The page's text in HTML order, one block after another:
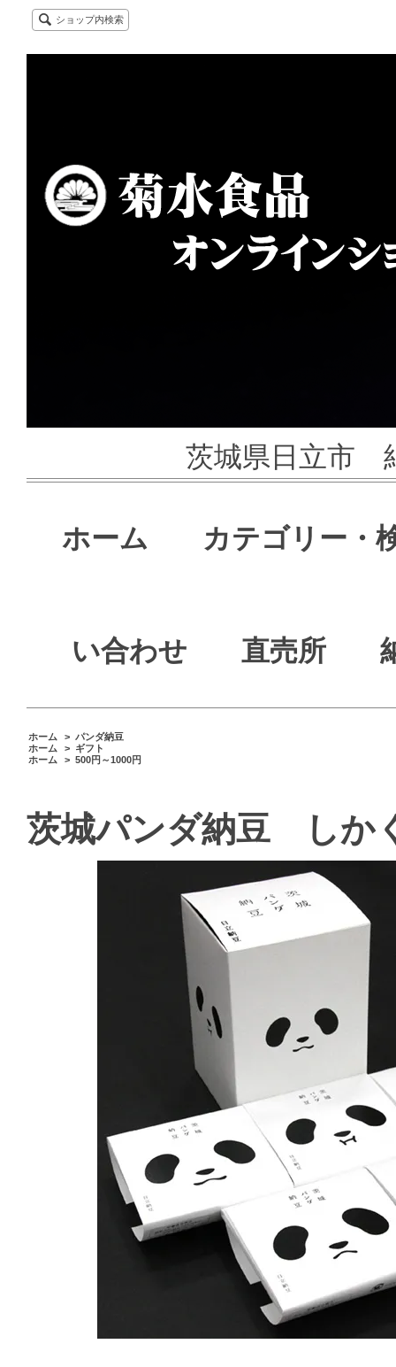
ショップ内検索
茨城県日立市
ホーム カテゴリー・
い合わせ 直売所
ホーム > パンダ納豆
ホーム
> ギフト
ホーム
> 500円～1000円
茨城パンダ納豆 しか